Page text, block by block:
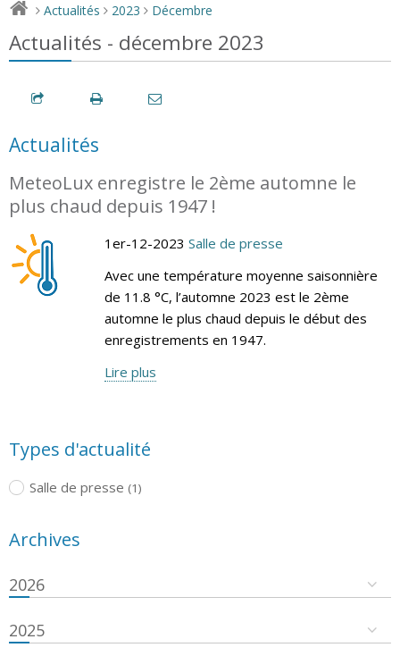
> Actualités > 2023 > Décembre
Actualités - décembre 2023
Actualités
MeteoLux enregistre le 2ème automne le
plus chaud depuis 1947 !
1er-12-2023 Salle de presse
Avec une température moyenne saisonnière
de 11.8 °C, l’automne 2023 est le 2ème
automne le plus chaud depuis le début des
enregistrements en 1947.
Lire plus
Types d'actualité
Salle de presse (1)
Archives
2026
2025